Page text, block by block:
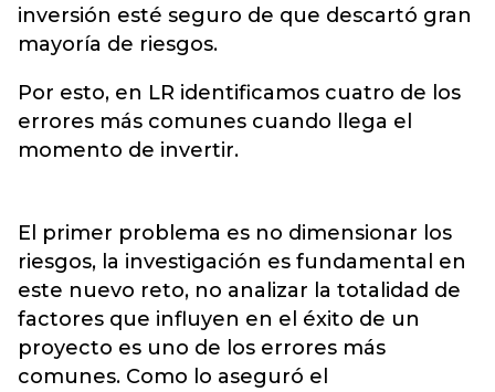
inversión esté seguro de que descartó gran
mayoría de riesgos.
Por esto, en LR identificamos cuatro de los
errores más comunes cuando llega el
momento de invertir.
El primer problema es no dimensionar los
riesgos, la investigación es fundamental en
este nuevo reto, no analizar la totalidad de
factores que influyen en el éxito de un
proyecto es uno de los errores más
comunes. Como lo aseguró el